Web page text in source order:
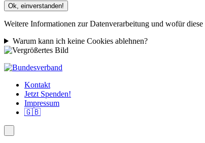
Ok, einverstanden!
Weitere Informationen zur Datenverarbeitung und wofür
Warum kann ich keine Cookies ablehnen?
Kontakt
Jetzt Spenden!
Impressum
🇬🇧